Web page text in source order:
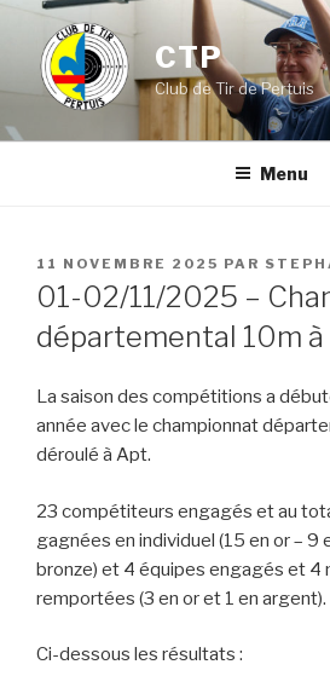
contenu
principal
CTP
Club de Tir de Pertuis
Menu
PUBLIÉ
LE
11 NOVEMBRE 2025 PAR
01-02/11/2025 –
départemental 10m
La saison des compétitions a
année avec le championnat
déroulé à Apt.
23 compétiteurs engagés et au
gagnées en individuel (15 en or – 9
bronze) et 4 équipes engagés et 4
remportées (3 en or et 1 en argent).
Ci-dessous les résultats :